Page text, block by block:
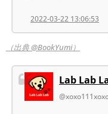
2022-03-22 13:06:53
（出典 @BookYumi）
Lab Lab